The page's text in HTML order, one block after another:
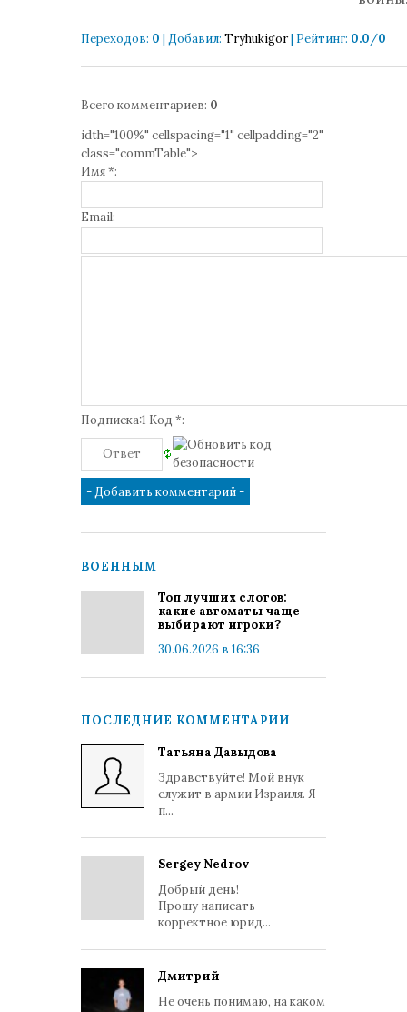
Переходов: 0 | Добавил: Tryhukigor| Рейтинг: 0.0/0
Всего комментариев: 0
idth="100%" cellspacing="1" cellpadding="2"
class="commTable">
Имя *:
Email:
Подписка:1 Код *:
ВОЕННЫМ
Топ лучших слотов:
какие автоматы чаще
выбирают игроки?
30.06.2026 в 16:36
ПОСЛЕДНИЕ КОММЕНТАРИИ
Татьяна Давыдова
Здравствуйте! Мой внук
служит в армии Израиля. Я
п...
Sergey Nedrov
Добрый день!
Прошу написать
корректное юрид...
Дмитрий
Не очень понимаю, на каком